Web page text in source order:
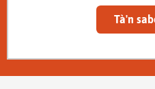
Tà'n